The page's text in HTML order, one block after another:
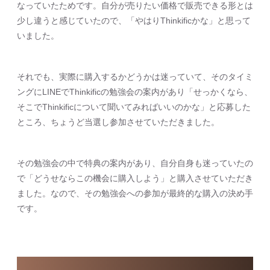
なっていたためです。自分が売りたい価格で販売できる形とは
少し違うと感じていたので、「やはりThinkificかな」と思って
いました。
それでも、実際に購入するかどうかは迷っていて、そのタイミ
ングにLINEでThinkificの勉強会の案内があり「せっかくなら、
そこでThinkificについて聞いてみればいいのかな」と応募した
ところ、ちょうど当選し参加させていただきました。
その勉強会の中で特典の案内があり、自分自身も迷っていたの
で「どうせならこの機会に購入しよう」と購入させていただき
ました。なので、その勉強会への参加が最終的な購入の決め手
です。